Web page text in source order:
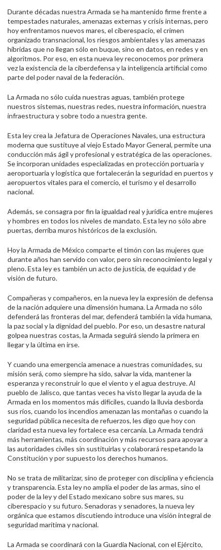
Durante décadas nuestra Armada se ha mantenido firme frente a
tempestades naturales, amenazas externas y crisis internas, pero
hoy enfrentamos nuevos mares, el ciberespacio, el crimen
organizado transnacional, los riesgos ambientales y las amenazas
híbridas que no llegan sólo en buque, sino en datos, en redes y en
algoritmos. Por eso, en esta nueva ley reconocemos por primera
vez la existencia de la ciberdefensa y la inteligencia artificial como
parte del poder naval de la federación.
La Armada no sólo cuida nuestras aguas, también protege
nuestros sistemas, nuestras redes, nuestra información, nuestra
infraestructura y sobre todo a nuestra gente.
Esta ley crea la Jefatura de Operaciones Navales, una estructura
moderna que sustituye al viejo Estado Mayor General, permite una
conducción más ágil y profesional y estratégica de las operaciones.
Se incorporan unidades especializadas en protección portuaria y
aeroportuaria y logística que fortalecerán la seguridad en puertos y
aeropuertos vitales para el comercio, el turismo y el desarrollo
nacional.
Además, se consagra por fin la igualdad real y jurídica entre mujeres
y hombres en todos los niveles de mandato. Esta ley no sólo abre
puertas, derriba muros históricos de la exclusión.
Hoy la Armada de México comparte el timón con las mujeres que
durante años han servido con valor, pero sin reconocimiento legal y
pleno. Esta ley es también un acto de justicia, de equidad y de
visión de futuro.
Compañeras y compañeros, en la nueva ley la expresión de defensa
de la nación adquiere una dimensión humana. La Armada no sólo
defenderá las fronteras del mar, defenderá también la vida humana,
la paz social y la dignidad del pueblo. Por eso, un desastre natural
golpea nuestras costas, la Armada seguirá siendo la primera en
llegar y la última en irse.
Y cuando una emergencia amenace a nuestras comunidades, su
misión será, como siempre ha sido, salvar la vida, mantener la
esperanza y reconstruir lo que el viento y el agua destruye. Al
pueblo de Jalisco, que tantas veces ha visto llegar la ayuda de la
Armada en los momentos más difíciles, cuando la lluvia desborda
sus ríos, cuando los incendios amenazan las montañas o cuando la
seguridad pública necesita de refuerzos, les digo que hoy con
claridad esta nueva ley fortalece esa cercanía. La Armada tendrá
más herramientas, más coordinación y más recursos para apoyar a
las autoridades civiles sin sustituirlas y colaborará respetando la
Constitución y por supuesto los derechos humanos.
No se trata de militarizar, sino de proteger con disciplina y eficiencia
y transparencia. Esta ley no amplía el poder de las armas, sino el
poder de la ley y del Estado mexicano sobre sus mares, su
ciberespacio y su futuro. Senadoras y senadores, la nueva ley
orgánica que estamos discutiendo introduce una visión integral de
seguridad marítima y nacional.
La Armada se coordinará con la Guardia Nacional, con el Ejército,